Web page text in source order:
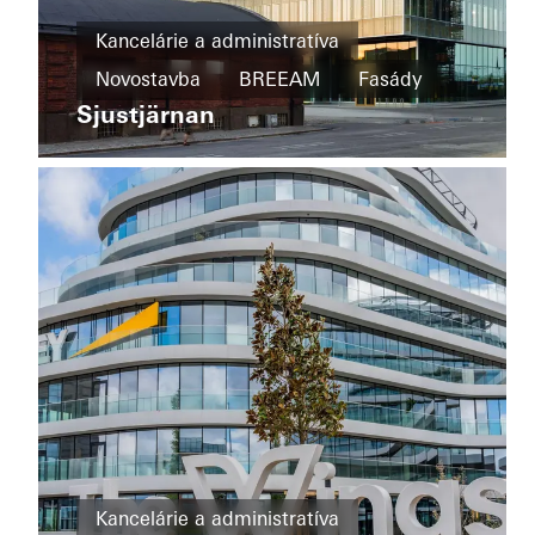
Novostavba
Energetická
efektívnosť
Odolnosť
Výnimočná
architektúra
Známé
budovy
Fasády
Israel
ToHa
(Totzeret
Haaretz)
Tower
1
Kancelárie a administratíva
Novostavba
BREEAM
Fasády
Sweden
Sjustjärnan
Kancelárie a
administratíva
Kancelárie a administratíva